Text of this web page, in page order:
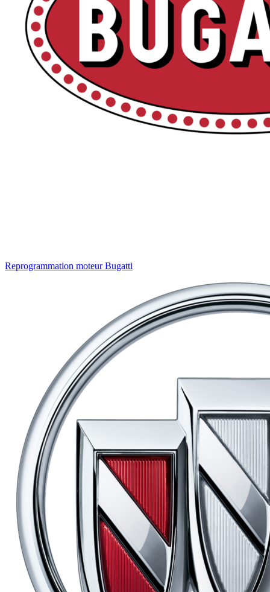
Reprogrammation moteurBugatti